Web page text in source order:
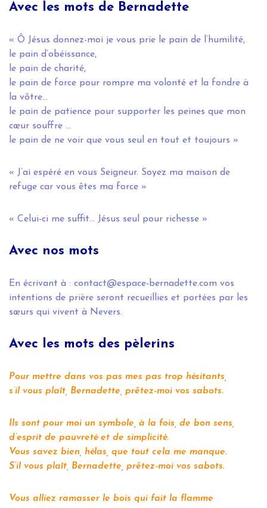
Avec les mots de Bernadette
« Ô Jésus donnez-moi je vous prie le pain de l’humilité,
le pain d’obéissance,
le pain de charité,
le pain de force pour rompre ma volonté et la fondre à
la vôtre…
le pain de patience pour supporter les peines que mon
cœur souffre …
le pain de ne voir que vous seul en tout et toujours »
« J’ai espéré en vous Seigneur. Soyez ma maison de
refuge car vous êtes ma force »
« Celui-ci me suffit… Jésus seul pour richesse »
Avec nos mots
En écrivant à : contact@espace-bernadette.com vos
intentions de prière seront recueillies et portées par les
sœurs qui vivent à Nevers.
Avec les mots des pèlerins
Pour mettre dans vos pas mes pas trop hésitants,
s’il vous plaît, Bernadette, prêtez-moi vos sabots.
Ils sont pour moi un symbole, à la fois, de bon sens,
d’esprit de pauvreté et de simplicité.
Vous savez bien, hélas, que tout cela me manque.
S’il vous plaît, Bernadette, prêtez-moi vos sabots.
Vous alliez ramasser le bois qui fait la flamme